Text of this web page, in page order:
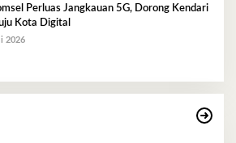
Perluas Jangkauan 5G, Dorong Kendari
Kota Digital
2026